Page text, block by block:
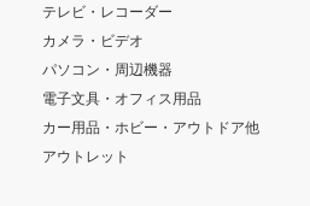
テレビ・レコーダー
カメラ・ビデオ
パソコン・周辺機器
電子文具・オフィス用品
カー用品・ホビー・アウトドア他
アウトレット